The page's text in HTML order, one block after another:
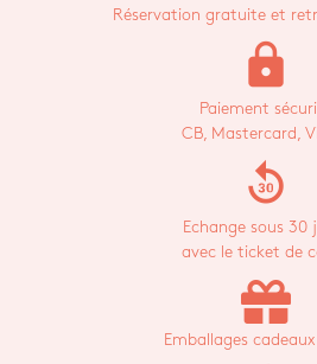
Réservation gratuite et
lock
Paiement
CB, Mastercard,
replay_30
Echange sous 30
avec le ticket de
Emballages